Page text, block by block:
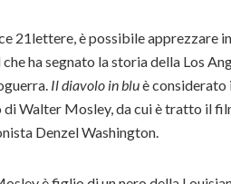
21lettere, è possibile apprezzare
ha segnato la storia della Los
Il diavolo in bluè considerato
Walter Mosley, da cui è tratto il
Denzel Washington.